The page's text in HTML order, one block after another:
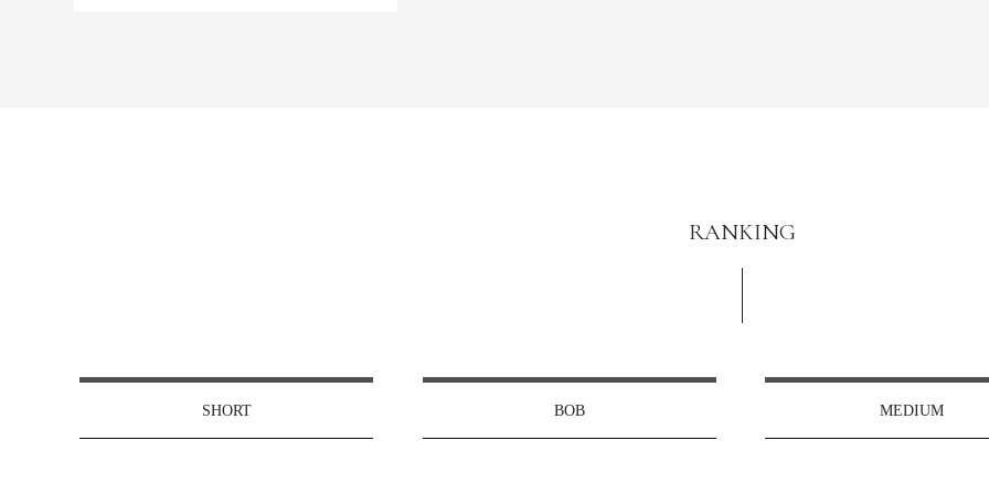
RANKING
SHORT BOB MEDIUM